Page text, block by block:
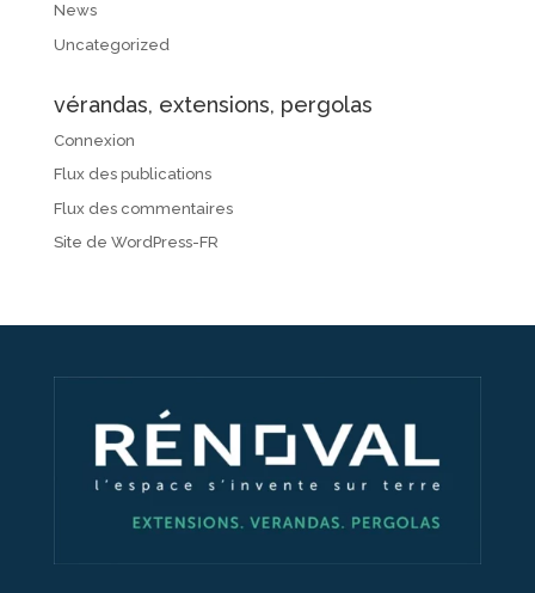
News
Uncategorized
vérandas, extensions, pergolas
Connexion
Flux des publications
Flux des commentaires
Site de WordPress-FR